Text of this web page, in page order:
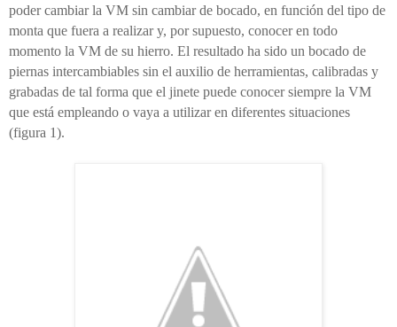
poder cambiar la VM sin cambiar de bocado, en función del tipo de
monta que fuera a realizar y, por supuesto, conocer en todo
momento la VM de su hierro. El resultado ha sido un bocado de
piernas intercambiables sin el auxilio de herramientas, calibradas y
grabadas de tal forma que el jinete puede conocer siempre la VM
que está empleando o vaya a utilizar en diferentes situaciones
(figura 1).